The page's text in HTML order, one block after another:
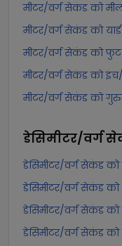
मीटर/वर्ग सेकंड को
मीटर/वर्ग सेकंड को
मीटर/वर्ग सेकंड को
मीटर/वर्ग सेकंड को
मीटर/वर्ग सेकंड को
डेसिमीटर/वर्ग
डेसिमीटर/वर्ग सेकंड
डेसिमीटर/वर्ग सेकंड
डेसिमीटर/वर्ग सेकंड
डेसिमीटर/वर्ग सेकंड